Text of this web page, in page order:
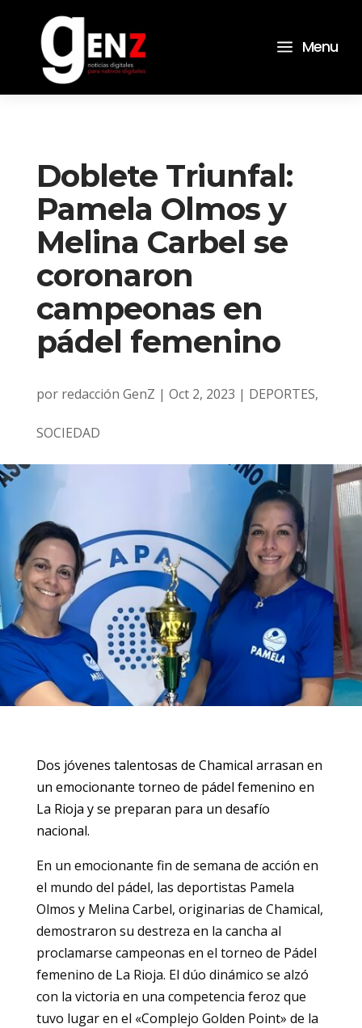
a Menu
Doblete Triunfal:
Pamela Olmos y
Melina Carbel se
coronaron
campeonas en
pádel femenino
por redacción GenZ | Oct 2, 2023 | DEPORTES,
SOCIEDAD
Dos jóvenes talentosas de Chamical arrasan en
un emocionante torneo de pádel femenino en
La Rioja y se preparan para un desafío
nacional.
En un emocionante fin de semana de acción en
el mundo del pádel, las deportistas Pamela
Olmos y Melina Carbel, originarias de Chamical,
demostraron su destreza en la cancha al
proclamarse campeonas en el torneo de Pádel
femenino de La Rioja. El dúo dinámico se alzó
con la victoria en una competencia feroz que
tuvo lugar en el «Complejo Golden Point» de la